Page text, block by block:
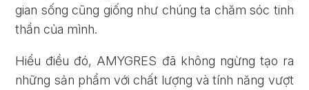
gian sống cũng giống như chúng ta chăm sóc tinh
thần của mình.
Hiểu điều đó, AMYGRES đã không ngừng tạo ra
những sản phẩm với chất lượng và tính năng vượt